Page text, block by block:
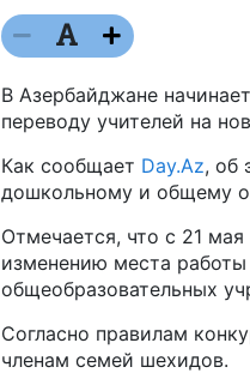
В Азербайджане
переводу учителей на
Как сообщает Day.Az, об
дошкольному и общему
Отмечается, что с 21
изменению места
общеобразовательных
Согласно правилам
членам семей шехидов.